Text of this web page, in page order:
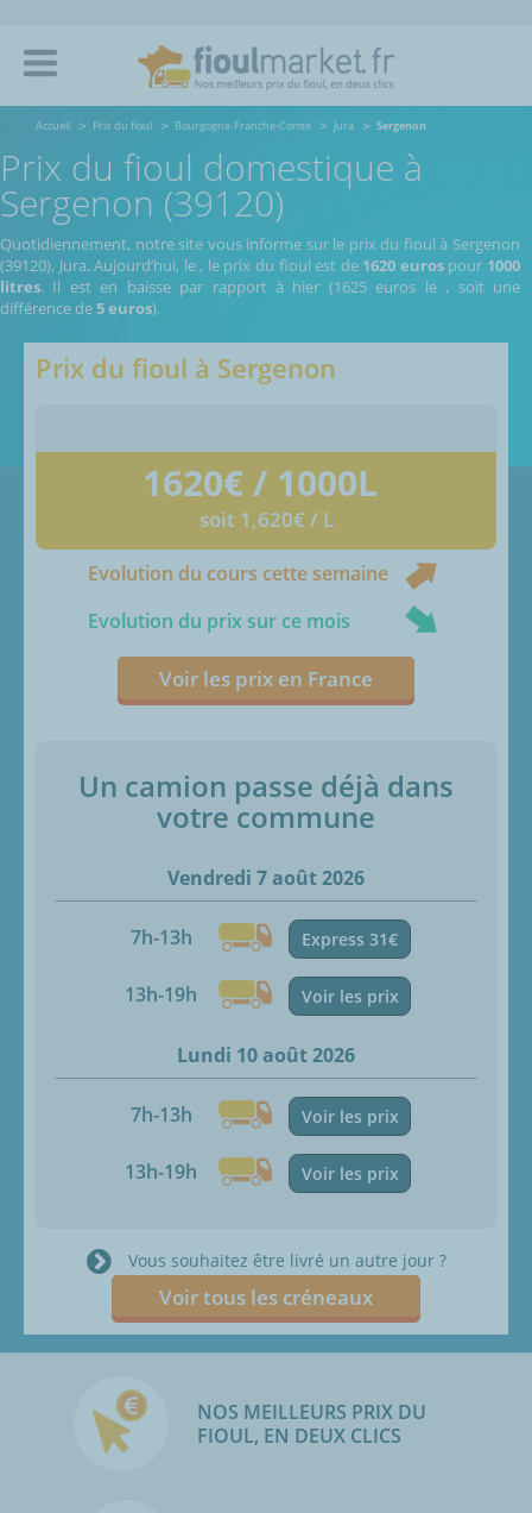
Accueil Prix du fioul Bourgogne-Franche-Comte Jura Sergenon
Prix du fioul domestique à
Sergenon (39120)
Quotidiennement, notre site vous informe sur le prix du fioul à Sergenon
(39120), Jura.Aujourd’hui, le , le prix du fioul est de 1620 eurospour 1000
litres. Il est en baisse par rapport à hier (1625 euros le, soit une
différence de5 euros).
Prix du fioul à Sergenon
1620€ / 1000L
soit 1,620€ / L
Evolution du cours cette semaine
Evolution du prix sur ce mois
Voir les prix en France
Un camion passe déjà dans
votre commune
Vendredi 7 août 2026
7h-13h Express 31€
13h-19h Voir les prix
Lundi 10 août 2026
7h-13h Voir les prix
13h-19h Voir les prix
Vous souhaitez être livré un autre jour ?
Voir tous les créneaux
NOS MEILLEURS PRIX DU
FIOUL, EN DEUX CLICS